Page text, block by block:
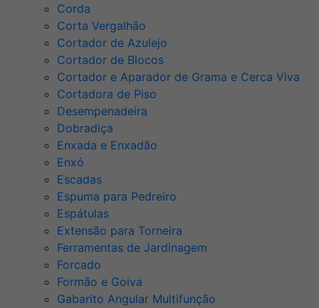
Corda
Corta Vergalhão
Cortador de Azulejo
Cortador de Blocos
Cortador e Aparador de Grama e Cerca Viva
Cortadora de Piso
Desempenadeira
Dobradiça
Enxada e Enxadão
Enxó
Escadas
Espuma para Pedreiro
Espátulas
Extensão para Torneira
Ferramentas de Jardinagem
Forcado
Formão e Goiva
Gabarito Angular Multifunção